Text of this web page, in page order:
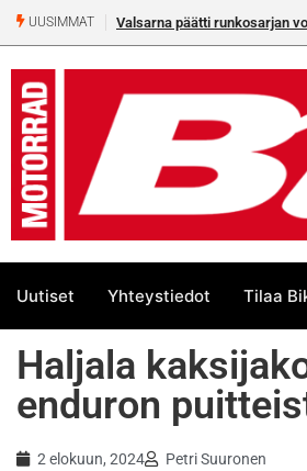
UUSIMMATvoittoputkeen
Älä missaa tämän
numeroa!
Uutiset Yhteystiedot Tilaa
Haljala
enduron
2 elokuun, 2024 Petri Suuronen